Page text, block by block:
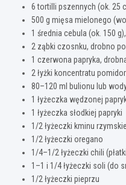
6 tortilli pszennych (ok. 25
500 g mięsa mielonego
1 średnia cebula (ok. 150
2 ząbki czosnku, drobno
1 czerwona papryka,
2 łyżki koncentratu
80–120 ml bulionu lub
1 łyżeczka wędzonej
1 łyżeczka słodkiej papryki
1/2 łyżeczki kminu
1/2 łyżeczki oregano
1/4–1/2 łyżeczki chili
1–1 i 1/4 łyżeczki soli (do
1/2 łyżeczki pieprzu